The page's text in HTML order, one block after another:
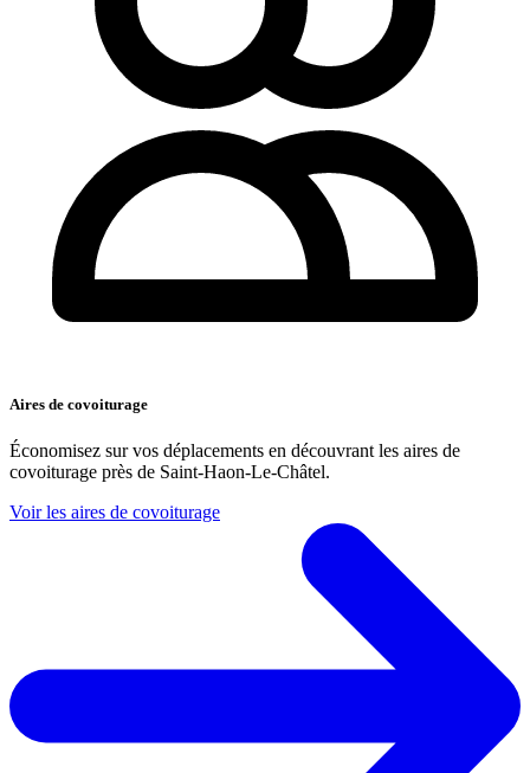
Aires de covoiturage
Économisez sur vos déplacements en découvrant les aires de
covoiturage près de Saint-Haon-Le-Châtel.
Voir les aires de covoiturage